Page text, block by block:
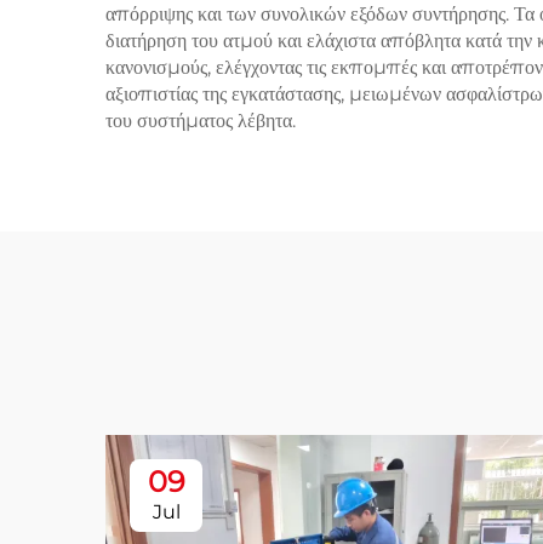
απόρριψης και των συνολικών εξόδων συντήρησης. Τα
διατήρηση του ατμού και ελάχιστα απόβλητα κατά
κανονισμούς, ελέγχοντας τις εκπομπές και
αξιοπιστίας της εγκατάστασης, μειωμένων
του συστήματος λέβητα.
09
Jul